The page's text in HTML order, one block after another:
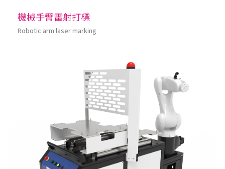
機械手臂雷射打標
Robotic arm laser marking